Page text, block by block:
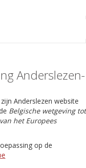
Anderslezen-
Anderslezen website
Belgische wetgeving tot
het Europees
op de